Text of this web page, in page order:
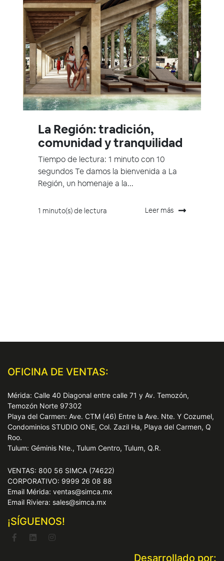
La Región: tradición,
comunidad y tranquilidad
Tiempo de lectura: 1 minuto con 10
segundos Te damos la bienvenida a La
Región, un homenaje a la...
1 minuto(s) de lectura Leer más
OFICINA DE VENTAS:
Mérida: Calle 40 Diagonal entre calle 71 y Av. Temozón,
Temozón Norte 97302
Playa del Carmen: Ave. CTM (46) Entre la Ave. Nte. Y Cozumel,
Condominios STUDIO ONE, Col. Zazil Ha, Playa del Carmen, Q
Roo.
Tulum: Géminis Nte., Tulum Centro, Tulum, Q.R.
VENTAS: 800 56 SIMCA (74622)
CORPORATIVO: 9999 26 08 88
Email Mérida: ventas@simca.mx
Email Riviera: sales@simca.mx
¡SÍGUENOS!
Desarrollado por: